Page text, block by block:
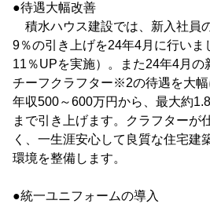
●待遇大幅改善
積水ハウス建設では、新入社員
9％の引き上げを24年4月に行いま
11％UPを実施）。また24年4月の
チーフクラフター※2の待遇を大
年収500～600万円から、最大約
まで引き上げます。クラフターが
く、一生涯安心して良質な住宅建
環境を整備します。
●統一ユニフォームの導入